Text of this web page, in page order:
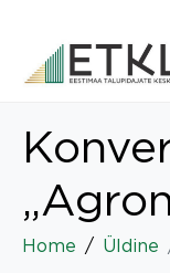
Home Üldine